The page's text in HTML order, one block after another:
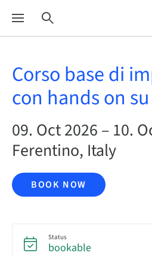
Corso base di
con hands on
09. Oct 2026 – 10.
Ferentino, Italy
BOOK NOW
Status
bookable